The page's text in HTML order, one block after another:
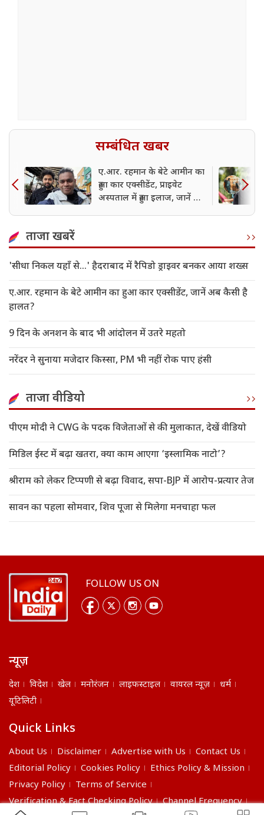
सम्बंधित खबर
ए.आर. रहमान के बेटे आमीन का
हुआ कार एक्सीडेंट, प्राइवेट
अस्पताल में हुआ इलाज, जानें अब
ताजा खबरें
'सीधा निकल यहाँ से...' हैदराबाद में रैपिडो ड्राइवर बनकर आया शख्स
ए.आर. रहमान के बेटे आमीन का हुआ कार एक्सीडेंट, जानें अब कैसी है
हालत?
9 दिन के अनशन के बाद भी आंदोलन में उतरे महतो
नरेंदर ने सुनाया मजेदार किस्सा, PM भी नहीं रोक पाए हंसी
ताजा वीडियो
पीएम मोदी ने CWG के पदक विजेताओं से की मुलाकात, देखें वीडियो
मिडिल ईस्ट में बढ़ा खतरा, क्या काम आएगा ‘इस्लामिक नाटो’?
श्रीराम को लेकर टिप्पणी से बढ़ा विवाद, सपा-BJP में आरोप-प्रत्यार तेज
सावन का पहला सोमवार, शिव पूजा से मिलेगा मनचाहा फल
FOLLOW US ON
न्यूज़
देश विदेश खेल मनोरंजन लाइफस्टाइल वायरल न्यूज़
धर्म
यूटिलिटी
Quick Links
About Us Disclaimer Advertise with Us
Contact Us
Editorial Policy
Cookies Policy
Ethics Policy & Mission
Privacy Policy
Terms of Service
Verification & Fact Checking Policy
Channel Frequency